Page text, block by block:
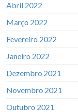
Abril 2022
Março 2022
Fevereiro 2022
Janeiro 2022
Dezembro 2021
Novembro 2021
Outubro 2021